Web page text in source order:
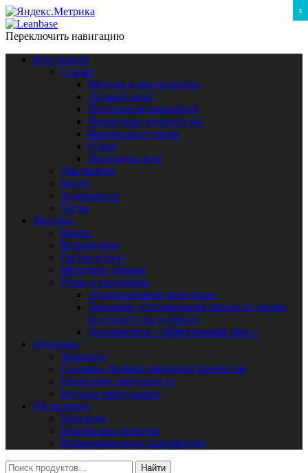
Переключить навигацию
База знаний
Статьи
Методы и инструменты
Лучший опыт
Психология изменений
Пошаговые руководства
Интересные статьи
O lean
Принципы lean
Документы
Видео
Аудиокниги
Тесты
Магазин
Книги
Видеокурсы
On-line курсы
Методики оценки
Игры и тренажёры
«Рациональный менеджер»
Тренажёр «Оптимизация процесса сборки
вилочного погрузчика»
Деловая игра «Эффективный офис»
Обучение
Тренинги
Создание Фабрик имитации процессов
Проектная деятельность
Коучинг менеджеров
Об эксперте
Контакты
Портфолио проектов
Информационное партнёрство
x